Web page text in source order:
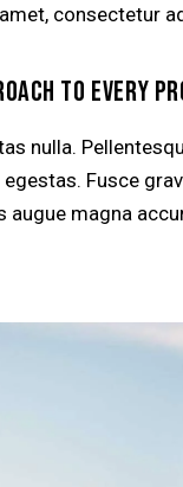
consectetur
TO EVERY
nulla.
Fusce
augue magna